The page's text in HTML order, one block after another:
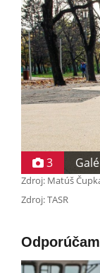
3
Zdroj: Matúš
Zdroj: TASR